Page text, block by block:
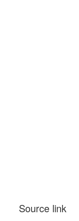
जाएं
Source link